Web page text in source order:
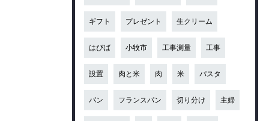
ギフト プレゼント 生クリーム
はぴば 小牧市 工事測量 工事
設置 肉と米 肉 米 パスタ
パン フランスパン 切り分け 主婦